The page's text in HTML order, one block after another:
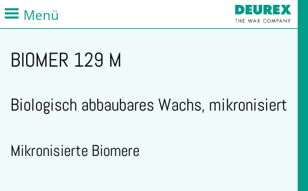
Menü
BIOMER 129 M
Biologisch abbaubares Wachs, mikronisiert
Mikronisierte Biomere